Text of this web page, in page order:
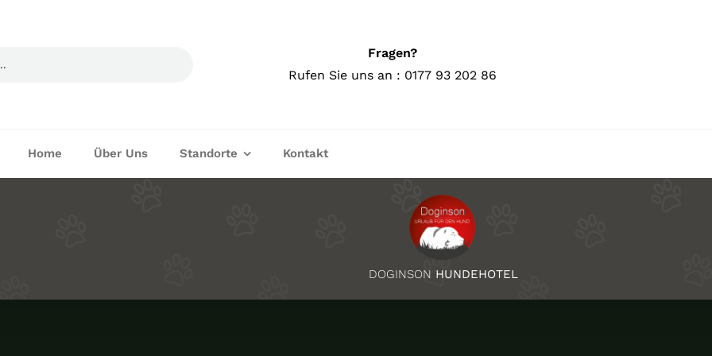
Fragen?
Rufen Sie uns an : 0177 93 202 86
Home Über Uns Standorte Kontakt
DOGINSON HUNDEHOTEL